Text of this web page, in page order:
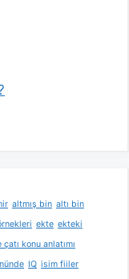
altmış bin altı bin
ekte ekteki
konu anlatımı
IQ isim fiiler